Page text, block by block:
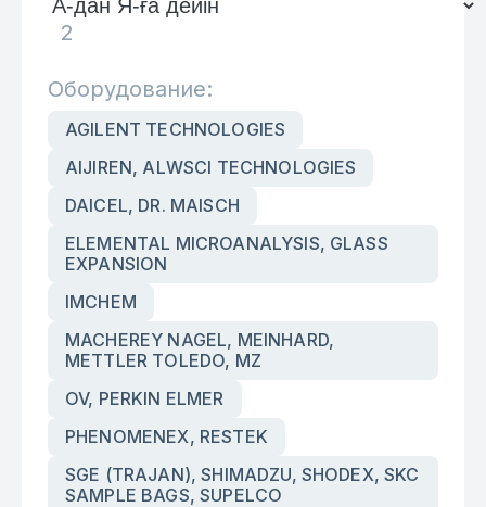
2
Оборудование:
AGILENT TECHNOLOGIES
AIJIREN, ALWSCI TECHNOLOGIES
DAICEL, DR. MAISCH
ELEMENTAL MICROANALYSIS, GLASS
EXPANSION
IMCHEM
MACHEREY NAGEL, MEINHARD,
METTLER TOLEDO, MZ
OV, PERKIN ELMER
PHENOMENEX, RESTEK
SGE (TRAJAN), SHIMADZU, SHODEX, SKC
SAMPLE BAGS, SUPELCO